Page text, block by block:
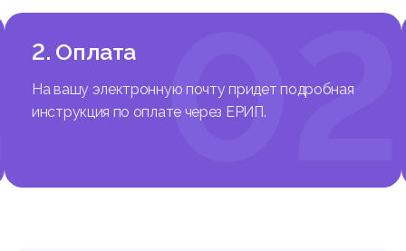
02
2. Оплата
На вашу электронную почту придет подробная
инструкция по оплате через ЕРИП.